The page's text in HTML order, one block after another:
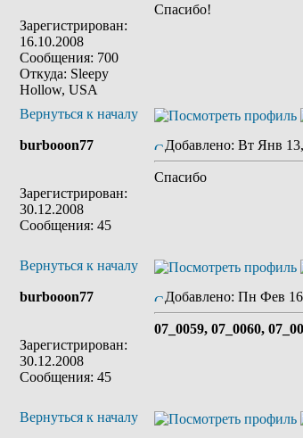
Зарегистрирован:
16.10.2008
Сообщения: 700
Откуда: Sleepy
Hollow, USA
Спасибо!
Вернуться к началу
burbooon77
Зарегистрирован:
30.12.2008
Сообщения: 45
Добавлено: Вт Янв
Спасибо
Вернуться к началу
burbooon77
Зарегистрирован:
30.12.2008
Сообщения: 45
Добавлено: Пн Фев
07_0059, 07_0060,
Вернуться к началу